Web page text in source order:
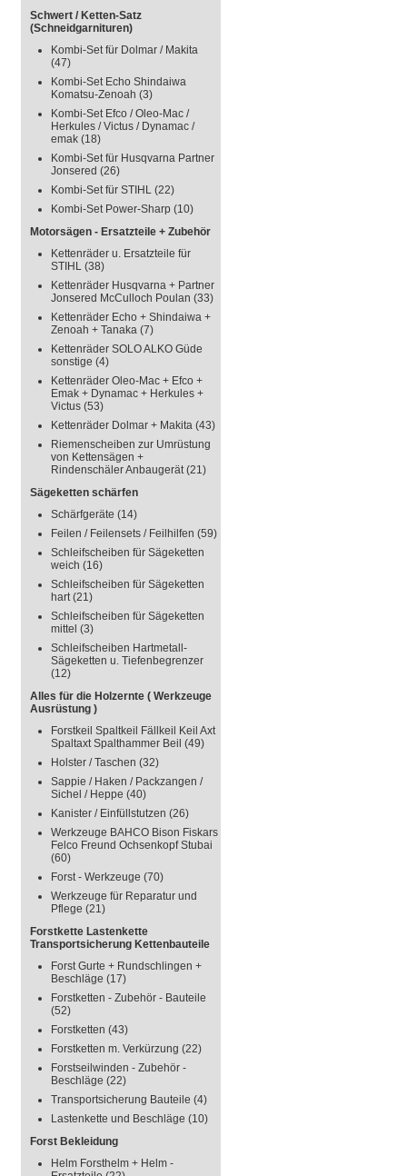
Schwert / Ketten-Satz
(Schneidgarnituren)
Kombi-Set für Dolmar / Makita
(47)
Kombi-Set Echo Shindaiwa
Komatsu-Zenoah (3)
Kombi-Set Efco / Oleo-Mac /
Herkules / Victus / Dynamac /
emak (18)
Kombi-Set für Husqvarna Partner
Jonsered (26)
Kombi-Set für STIHL (22)
Kombi-Set Power-Sharp (10)
Motorsägen - Ersatzteile + Zubehör
Kettenräder u. Ersatzteile für
STIHL (38)
Kettenräder Husqvarna + Partner
Jonsered McCulloch Poulan (33)
Kettenräder Echo + Shindaiwa +
Zenoah + Tanaka (7)
Kettenräder SOLO ALKO Güde
sonstige (4)
Kettenräder Oleo-Mac + Efco +
Emak + Dynamac + Herkules +
Victus (53)
Kettenräder Dolmar + Makita (43)
Riemenscheiben zur Umrüstung
von Kettensägen +
Rindenschäler Anbaugerät(21)
Sägeketten schärfen
Schärfgeräte (14)
Feilen / Feilensets / Feilhilfen (59)
Schleifscheiben für Sägeketten
weich (16)
Schleifscheiben für Sägeketten
hart(21)
Schleifscheiben für Sägeketten
mittel (3)
Schleifscheiben Hartmetall-
Sägeketten u. Tiefenbegrenzer
(12)
Alles für die Holzernte ( Werkzeuge
Ausrüstung )
Forstkeil Spaltkeil Fällkeil Keil Axt
Spaltaxt Spalthammer Beil (49)
Holster / Taschen (32)
Sappie / Haken / Packzangen /
Sichel / Heppe (40)
Kanister / Einfüllstutzen (26)
Werkzeuge BAHCO Bison Fiskars
Felco Freund Ochsenkopf Stubai
(60)
Forst - Werkzeuge (70)
Werkzeuge für Reparatur und
Pflege (21)
Forstkette Lastenkette
Transportsicherung Kettenbauteile
Forst Gurte + Rundschlingen +
Beschläge (17)
Forstketten - Zubehör - Bauteile
(52)
Forstketten (43)
Forstketten m. Verkürzung (22)
Forstseilwinden - Zubehör -
Beschläge (22)
Transportsicherung Bauteile (4)
Lastenkette und Beschläge (10)
Forst Bekleidung
Helm Forsthelm + Helm -